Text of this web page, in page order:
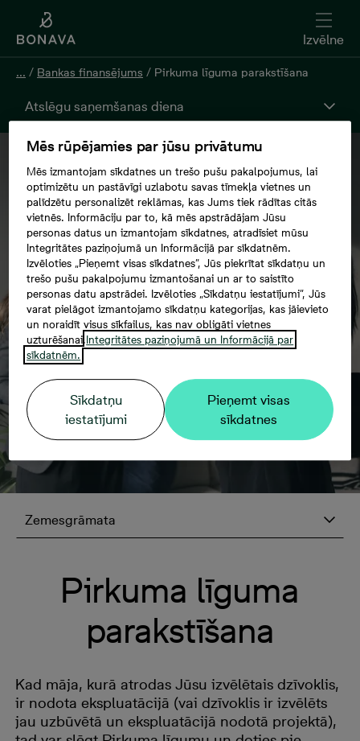
Izvēlne
... / Bankas finansējums / Pirkuma līguma parakstīšana
Atslēgu saņemšanas diena
Zemesgrāmata
Pirkuma līguma
parakstīšana
Kad māja, kurā atrodas Jūsu izvēlētais dzīvoklis,
ir nodota ekspluatācijā (vai dzīvoklis ir izvēlēts
jau uzbūvētā un ekspluatācijā nodotā projektā),
Mēs rūpējamies par jūsu privātumu
Mēs izmantojam sīkdatnes un trešo pušu pakalpojumus, lai
optimizētu un pastāvīgi uzlabotu savas tīmekļa vietnes un
palīdzētu personalizēt reklāmas, kas Jums tiek rādītas citās
vietnēs. Informāciju par to, kā mēs apstrādājam Jūsu
personas datus un izmantojam sīkdatnes, atradīsiet mūsu
Integritātes paziņojumā un Informācijā par sīkdatnēm.
Izvēloties „Pieņemt visas sīkdatnes”, Jūs piekrītat sīkdatņu un
trešo pušu pakalpojumu izmantošanai un ar to saistīto
personas datu apstrādei. Izvēloties „Sīkdatņu iestatījumi”, Jūs
varat pielāgot izmantojamo sīkdatņu kategorijas, kas jāievieto
un noraidīt visus sīkfailus, kas nav obligāti vietnes
uzturēšanai.Integritātes paziņojumā un Informācijā par
sīkdatnēm.
Sīkdatņu
iestatījumi
Pieņemt visas
sīkdatnes